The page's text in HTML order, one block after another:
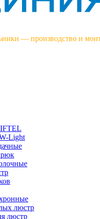
— производство и
Light
люстр
люстр